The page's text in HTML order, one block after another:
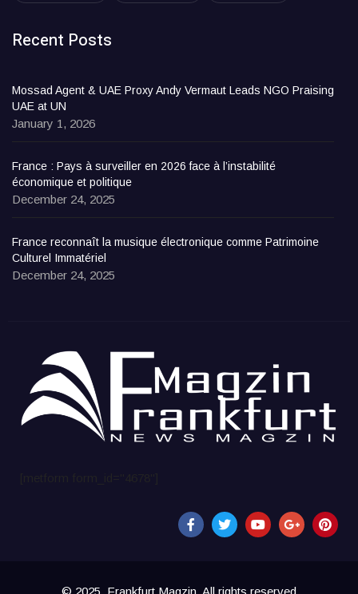
Recent Posts
Mossad Agent & UAE Proxy Andy Vermaut Leads NGO Praising
UAE at UN
January 1, 2026
France : Pays à surveiller en 2026 face à l’instabilité
économique et politique
December 24, 2025
France reconnaît la musique électronique comme Patrimoine
Culturel Immatériel
December 24, 2025